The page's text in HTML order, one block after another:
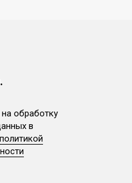
обработку
в
политикой